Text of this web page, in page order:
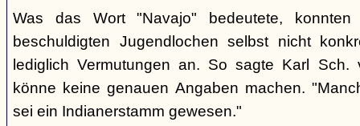
Was das Wort "Navajo" bedeutete, konnten
beschuldigten Jugendlochen selbst nicht
lediglich Vermutungen an. So sagte Karl
könne keine genauen Angaben machen.
sei ein Indianerstamm gewesen."